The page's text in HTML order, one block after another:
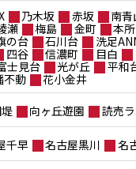
乃木坂 赤坂 南青
瀬 梅島 金町 本
の台 石川台 洗足
四谷 信濃町 目白
士見台 光が丘 平和
不動
花小金井
向ヶ丘遊園 読売
千早 名古屋黒川 名